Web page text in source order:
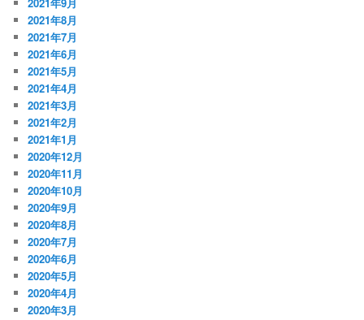
2021年8月
2021年7月
2021年6月
2021年5月
2021年4月
2021年3月
2021年2月
2021年1月
2020年12月
2020年11月
2020年10月
2020年9月
2020年8月
2020年7月
2020年6月
2020年5月
2020年4月
2020年3月